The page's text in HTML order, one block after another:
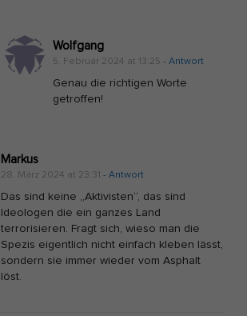
Wolfgang
5. Februar 2024 at 13:25 - Antwort
Genau die richtigen Worte
getroffen!
Markus
28. März 2024 at 23:31 - Antwort
Das sind keine „Aktivisten“, das sind
Ideologen die ein ganzes Land
terrorisieren. Fragt sich, wieso man die
Spezis eigentlich nicht einfach kleben lässt,
sondern sie immer wieder vom Asphalt
löst.